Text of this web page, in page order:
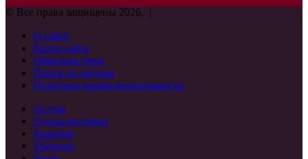
© Все права защищены 2026, |
О сайте
Карта сайта
Обратная связь
Поиск по меткам
Политика конфиденциальности
vk.com
Одноклассники
Snapchat
Telegram